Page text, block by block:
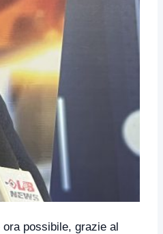
possibile, grazie al